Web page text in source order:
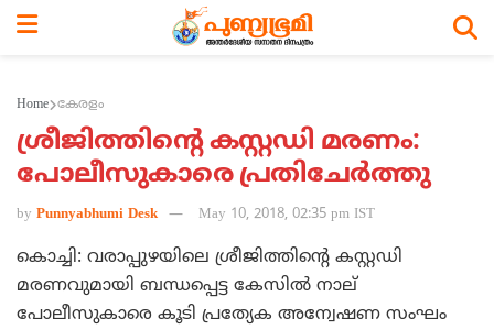
Home കേരളം
ശ്രീജിത്തിന്റെ കസ്റ്റഡി മരണം:
പോലീസുകാരെ പ്രതിചേര്‍ത്തു
by Punnyabhumi Desk May 10, 2018, 02:35 pm IST
കൊച്ചി: വരാപ്പുഴയിലെ ശ്രീജിത്തിന്റെ കസ്റ്റഡി
മരണവുമായി ബന്ധപ്പെട്ട കേസില്‍ നാല്
പോലീസുകാരെ കൂടി പ്രത്യേക അന്വേഷണ സംഘം